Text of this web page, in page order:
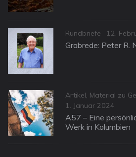
Categories
Rundbriefe
Posted
on
12.
Grabrede: Peter R.
Categories
Artikel, Material zu
Posted
on
1. Januar 2024
A57 – Eine
Werk in Kolumbien